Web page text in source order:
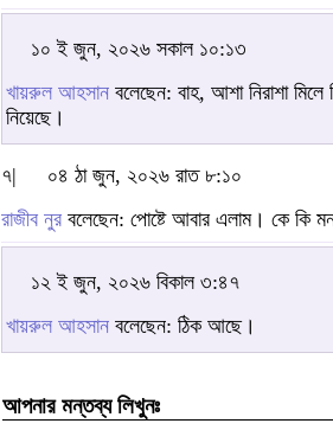
১০ ই জুন, ২০২৬ সকাল ১০:১৩
খায়রুল আহসান বলেছেন: বাহ, আশা নিরাশা মিলে
নিয়েছে।
৭|
০৪ ঠা জুন, ২০২৬ রাত ৮:১০
রাজীব নুর বলেছেন: পোষ্টে আবার এলাম। কে কি
১২ ই জুন, ২০২৬ বিকাল ৩:৪৭
খায়রুল আহসান বলেছেন: ঠিক আছে।
আপনার মন্তব্য লিখুনঃ